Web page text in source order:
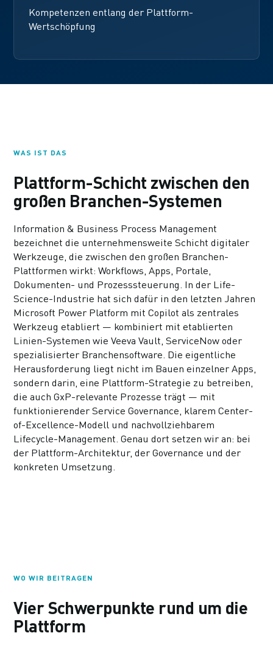
Kompetenzen entlang der Plattform-
Wertschöpfung
WAS IST DAS
Plattform-Schicht zwischen den
großen Branchen-Systemen
Information & Business Process Management
bezeichnet die unternehmensweite Schicht digitaler
Werkzeuge, die zwischen den großen Branchen-
Plattformen wirkt: Workflows, Apps, Portale,
Dokumenten- und Prozesssteuerung. In der Life-
Science-Industrie hat sich dafür in den letzten Jahren
Microsoft Power Platform mit Copilot als zentrales
Werkzeug etabliert — kombiniert mit etablierten
Linien-Systemen wie Veeva Vault, ServiceNow oder
spezialisierter Branchensoftware. Die eigentliche
Herausforderung liegt nicht im Bauen einzelner Apps,
sondern darin, eine Plattform-Strategie zu betreiben,
die auch GxP-relevante Prozesse trägt — mit
funktionierender Service Governance, klarem Center-
of-Excellence-Modell und nachvollziehbarem
Lifecycle-Management. Genau dort setzen wir an: bei
der Plattform-Architektur, der Governance und der
konkreten Umsetzung.
WO WIR BEITRAGEN
Vier Schwerpunkte rund um die
Plattform